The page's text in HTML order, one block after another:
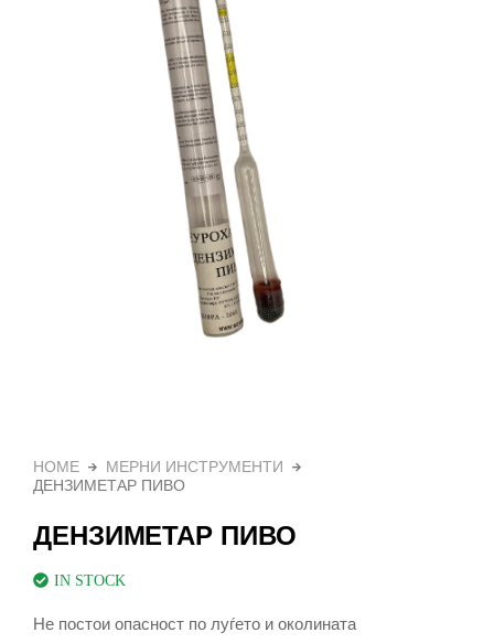
HOME
МЕРНИ ИНСТРУМЕНТИ
ДЕНЗИМЕТАР ПИВО
ДЕНЗИМЕТАР ПИВО
IN STOCK
Не постои опасност по луѓето и околината